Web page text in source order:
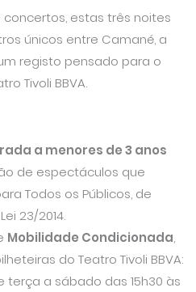
estas três noites
únicos entre Camané, a
registo pensado para o
Tivoli BBVA.
a menores de 3 anos
de espectáculos que
Todos os Públicos, de
23/2014.
Mobilidade Condicionada,
do Teatro Tivoli BBVA:
terça a sábado das 15h30 às